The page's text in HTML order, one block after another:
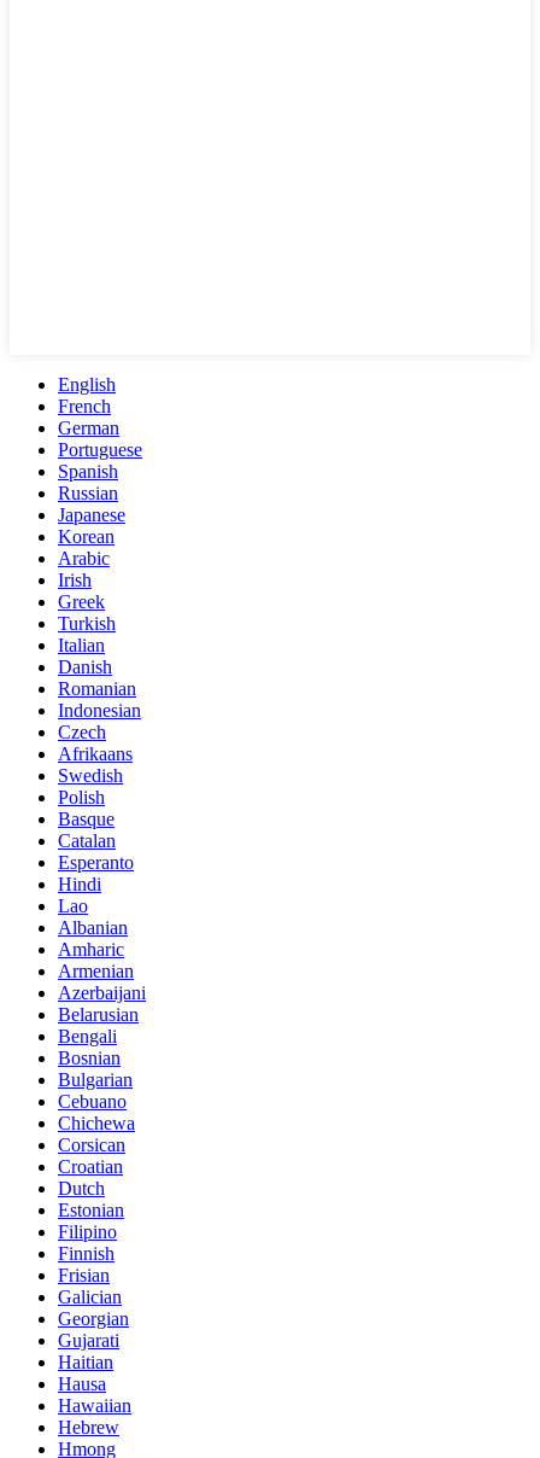
English
French
German
Portuguese
Spanish
Russian
Japanese
Korean
Arabic
Irish
Greek
Turkish
Italian
Danish
Romanian
Indonesian
Czech
Afrikaans
Swedish
Polish
Basque
Catalan
Esperanto
Hindi
Lao
Albanian
Amharic
Armenian
Azerbaijani
Belarusian
Bengali
Bosnian
Bulgarian
Cebuano
Chichewa
Corsican
Croatian
Dutch
Estonian
Filipino
Finnish
Frisian
Galician
Georgian
Gujarati
Haitian
Hausa
Hawaiian
Hebrew
Hmong